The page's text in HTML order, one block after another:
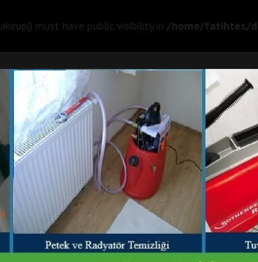
must have public visibility in /home/fatihtes/